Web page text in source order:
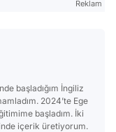
Reklam
başladığım İngiliz
2024’te Ege
başladım. İki
içerik üretiyorum.